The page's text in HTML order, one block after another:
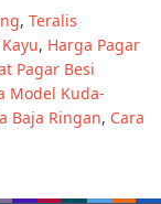
, Teralis
, Harga Pagar
Pagar Besi
Model Kuda-
Baja Ringan, Cara